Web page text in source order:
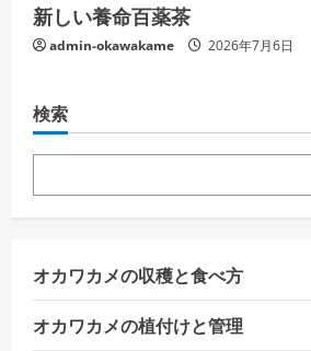
新しい養命百薬茶
admin-okawakame 2026年7月6日
検索
オカワカメの収穫と食べ方
オカワカメの植付けと管理